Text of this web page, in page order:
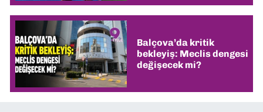
Balçova’da kritik
bekleyiş: Meclis dengesi
değişecek mi?